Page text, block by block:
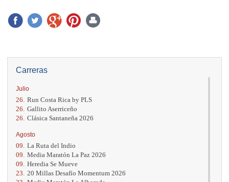
Carreras
Julio
26. Run Costa Rica by PLS
26. Gallito Aserriceño
26. Clásica Santaneña 2026
Agosto
09. La Ruta del Indio
09. Media Maratón La Paz 2026
09. Heredia Se Mueve
23. 20 Millas Desafío Momentum 2026